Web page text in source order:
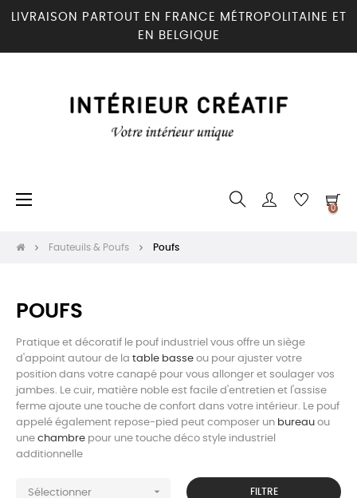
LIVRAISON PARTOUT EN FRANCE MÉTROPOLITAINE ET
EN BELGIQUE
Basculer
☰
0
Fauteuils & Poufs Poufs
POUFS
Pratique et décoratif le pouf industriel vous offre un siège
d'appoint autour de la table basse ou pour ajuster votre
position dans votre canapé pour vous allonger et soulager vos
jambes. Le cuir, matière noble est facile d'entretien et l'assise
ferme ajoute une touche de confort dans votre intérieur. Le pouf
appelé également repose-pied peut composer un bureau ou
une chambre pour une touche déco style industriel
additionnelle
Sélectionner  FILTRE